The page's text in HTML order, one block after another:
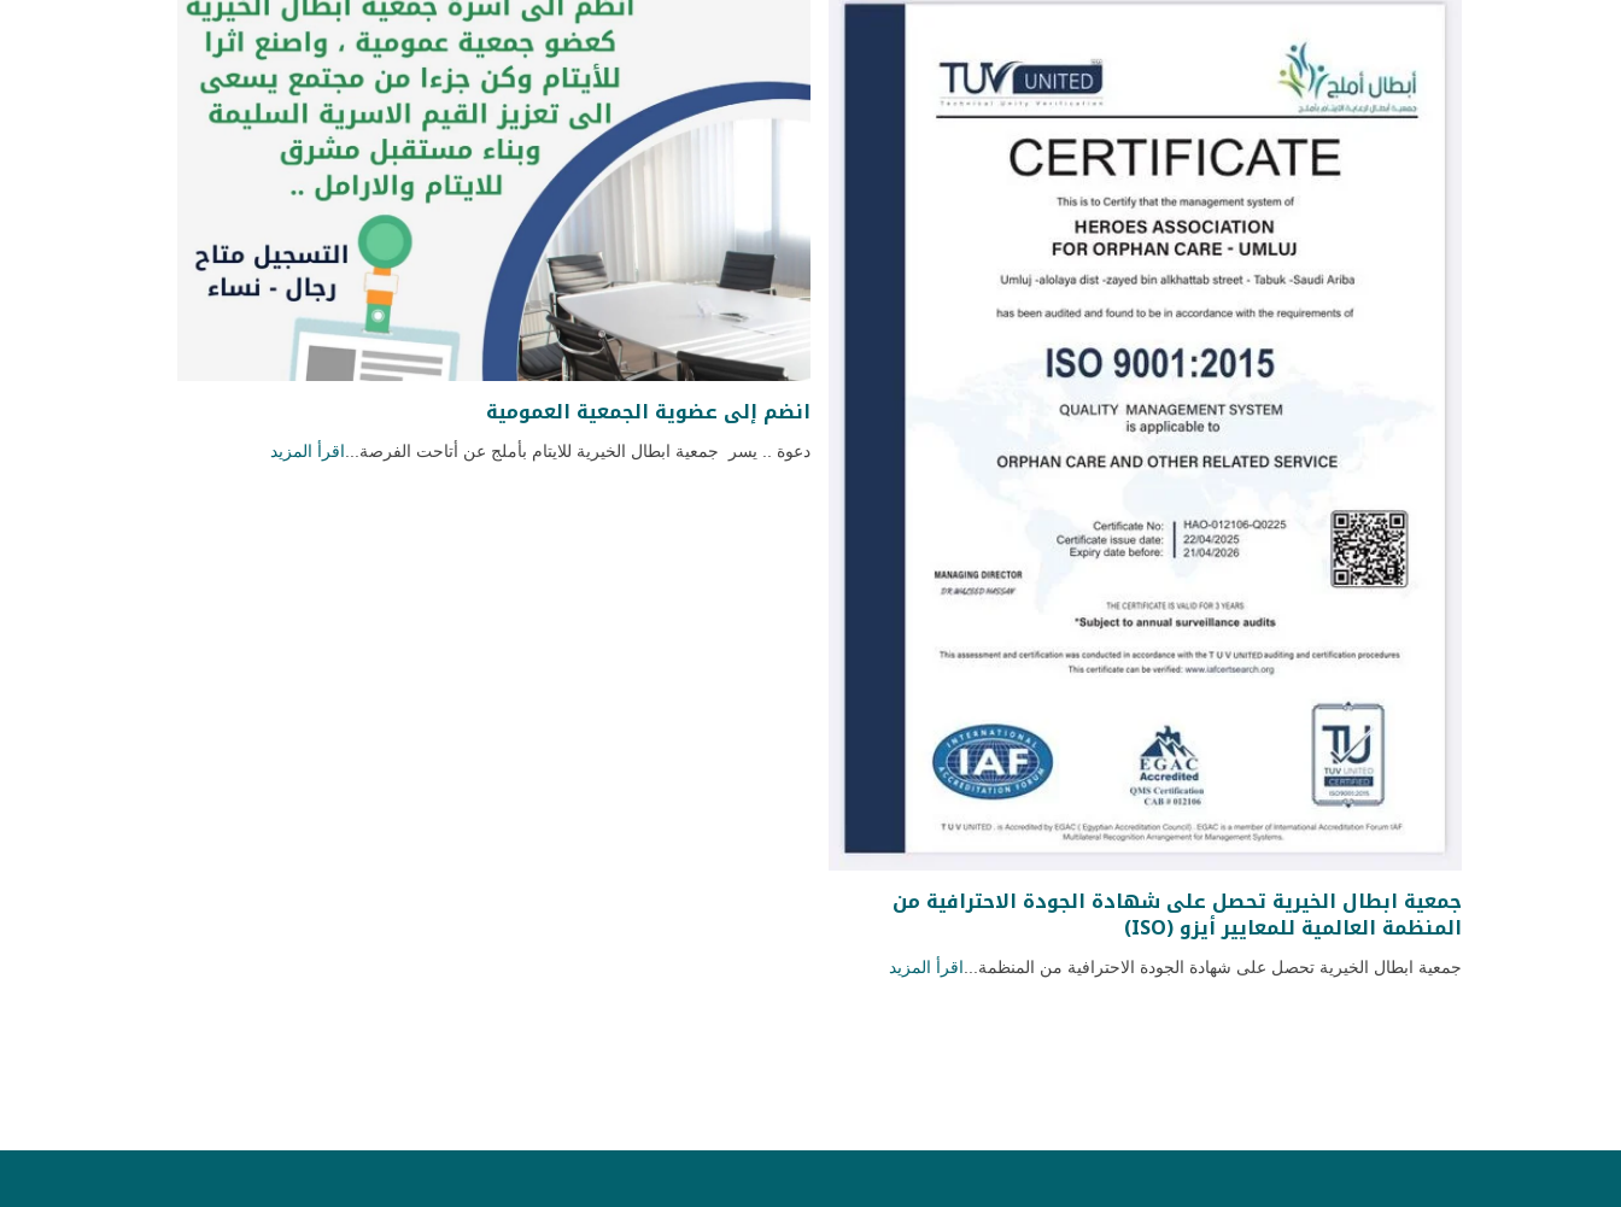
جمعية ابطال الخيرية تحصل على شهادة الجودة الاحترافية من
المنظمة العالمية للمعايير أيزو (ISO)
جمعية ابطال الخيرية تحصل على شهادة الجودة الاحترافية من المنظمة... اقرأ المزيد
انضم إلى عضوية الجمعية العمومية
دعوة .. يسر جمعية ابطال الخيرية للايتام بأملج عن أتاحت الفرصة... اقرأ المزيد